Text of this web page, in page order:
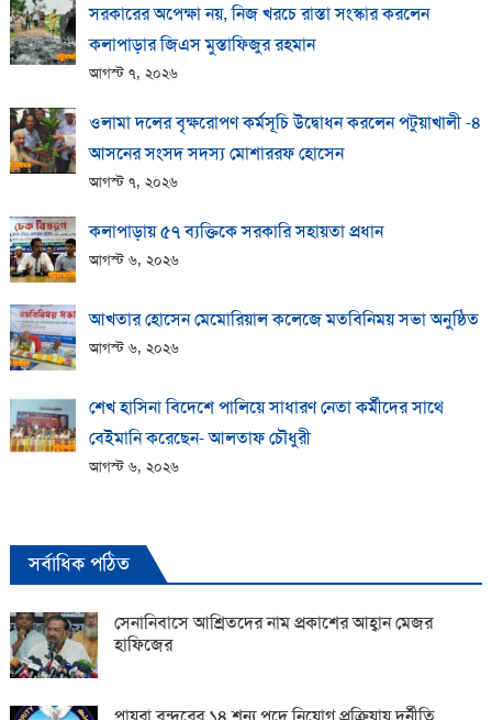
সরকারের অপেক্ষা নয়, নিজ খরচে রাস্তা সংস্কার করলেন
কলাপাড়ার জিএস মুস্তাফিজুর রহমান
আগস্ট ৭, ২০২৬
ওলামা দলের বৃক্ষরোপণ কর্মসূচি উদ্বোধন করলেন পটুয়াখালী -৪
আসনের সংসদ সদস্য মোশাররফ হোসেন
আগস্ট ৭, ২০২৬
কলাপাড়ায় ​৫৭ ব্যক্তিকে সরকারি সহায়তা প্রধান
আগস্ট ৬, ২০২৬
আখতার হোসেন মেমোরিয়াল কলেজে মতবিনিময় সভা অনুষ্ঠিত
আগস্ট ৬, ২০২৬
শেখ হাসিনা বিদেশে পালিয়ে সাধারণ নেতা কর্মীদের সাথে
বেইমানি করেছেন- আলতাফ চৌধুরী
আগস্ট ৬, ২০২৬
সর্বাধিক পঠিত
সেনানিবাসে আশ্রিতদের নাম প্রকাশের আহ্বান মেজর
হাফিজের